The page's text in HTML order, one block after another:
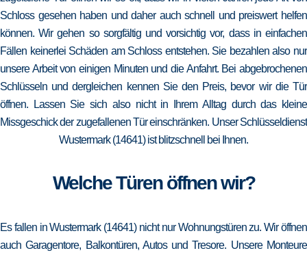
Schloss gesehen haben und daher auch schnell und preiswert helfen
können. Wir gehen so sorgfältig und vorsichtig vor, dass in einfachen
Fällen keinerlei Schäden am Schloss entstehen. Sie bezahlen also nur
unsere Arbeit von einigen Minuten und die Anfahrt. Bei abgebrochenen
Schlüsseln und dergleichen kennen Sie den Preis, bevor wir die Tür
öffnen. Lassen Sie sich also nicht in Ihrem Alltag durch das kleine
Missgeschick der zugefallenen Tür einschränken. Unser Schlüsseldienst
Wustermark (14641) ist blitzschnell bei Ihnen.
Welche Türen öffnen wir?
Es fallen in Wustermark (14641) nicht nur Wohnungstüren zu. Wir öffnen
auch Garagentore, Balkontüren, Autos und Tresore. Unsere Monteure